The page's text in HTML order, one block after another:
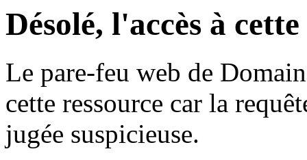
Désolé, l'accès à
Le pare-feu web de
cette ressource car la
jugée suspicieuse.